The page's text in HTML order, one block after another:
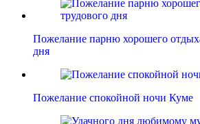
Пожелание парню хорошего
дня
Пожелание спокойной ночи Куме